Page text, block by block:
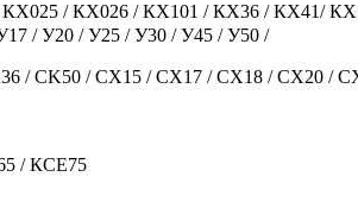
КХ025 / КХ026 / КХ101 / КХ36 / КХ41/
/ У20 / У25 / У30 / У45 / У50 /
/ CK50 / CX15 / CX17 / CX18 / CX20 /
/ КСЕ75